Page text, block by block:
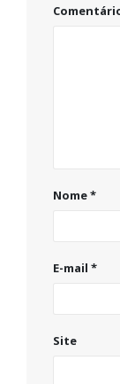
Nome*
E-mail *
Site